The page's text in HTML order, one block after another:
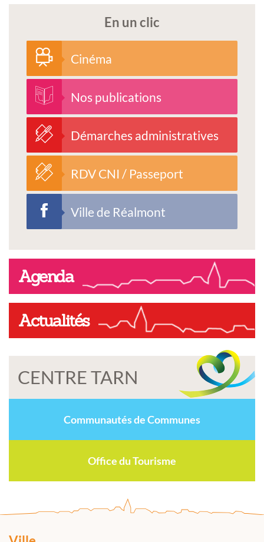
En un clic
Cinéma
Nos publications
Démarches administratives
RDV CNI / Passeport
Ville de Réalmont
Agenda
Actualités
CENTRE TARN
Communautés de Communes
Office du Tourisme